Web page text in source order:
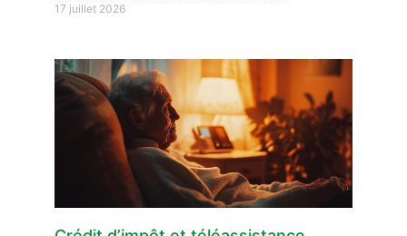
17 juillet 2026